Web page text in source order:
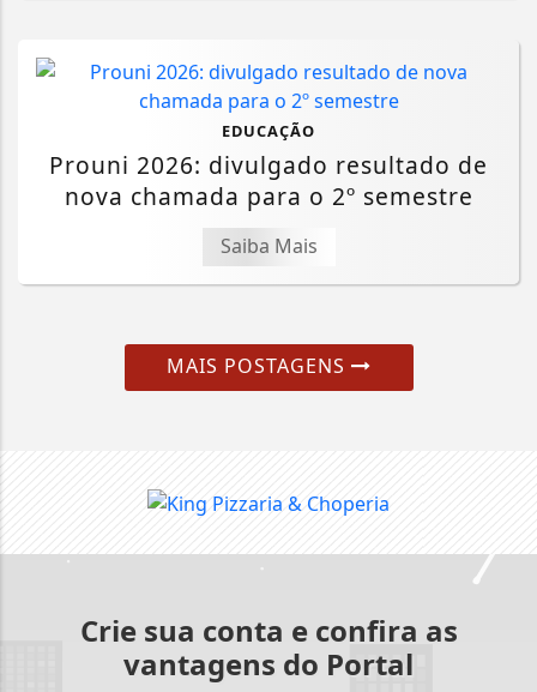
EDUCAÇÃO
Prouni 2026: divulgado resultado de
nova chamada para o 2º semestre
Saiba Mais
MAIS POSTAGENS
Crie sua conta e confira as
vantagens do Portal